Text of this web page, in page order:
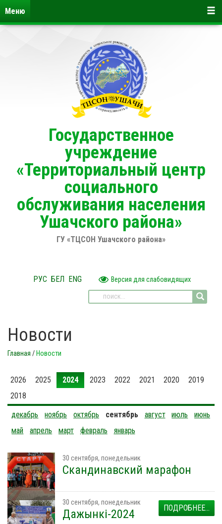
Государственное
учреждение
«Территориальный центр
социального
обслуживания населения
Ушачского района»
ГУ «ТЦСОН Ушачского района»
РУС БЕЛ ENG Версия для слабовидящих
Меню
Новости
Главная / Новости
2026 2025 2024 2023 2022 2021 2020
2019
2018
декабрь
ноябрь октябрь сентябрь август июль
июнь
май
апрель март февраль январь
30 сентября, понедельник
Скандинавский марафон
ПОДРОБНЕЕ...
30 сентября, понедельник
Дажынкі-2024